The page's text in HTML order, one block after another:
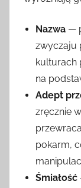
Nazwa —
zwyczaju
kulturach
na
Adept
zręcznie
pokarm,
Śmiałość